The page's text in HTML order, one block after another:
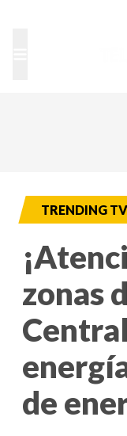
TRENDING
zonas
de